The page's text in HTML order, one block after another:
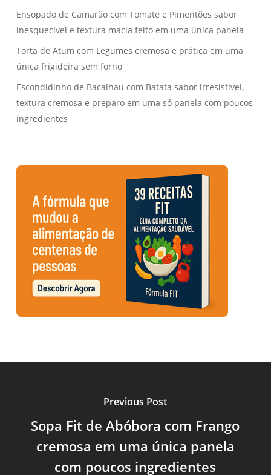
Ensopado de Camarão com Tomate e Pimentões sabor
inesquecível e textura macia feito em uma única panela
Torta de Atum com Legumes cremosa e prática em uma
única frigideira sem forno
Escondidinho de Bacalhau com Batata sabor irresistível,
textura cremosa e preparo em uma só panela com poucos
ingredientes
Previous Post
Sopa Fit de Abóbora com Frango
cremosa em uma única panela
com poucos ingredientes